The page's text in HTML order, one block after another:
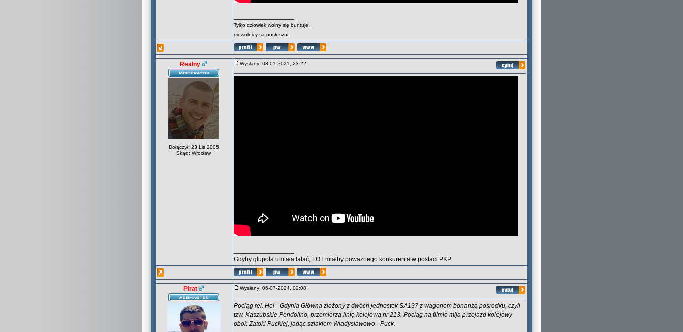
Tylko człowiek wolny się buntuje,
niewolnicy są posłuszni.
Realny
Dołączył: 23 Lis 2005
Skąd: Wrocław
Wysłany: 08-01-2021, 23:22
Gdyby głupota umiała latać, LOT miałby poważnego konkurenta w postaci PKP.
Pirat Wysłany: 06-07-2024, 02:08
Pociąg rel. Hel - Gdynia Główna złożony z dwóch jednostek SA137 z wagonem bonanzą pośrodku, czyli
tzw. Kaszubskie Pendolino, przemierza linię kolejową nr 213. Pociąg na filmie mija przejazd kolejowy
obok Zatoki Puckiej, jadąc szlakiem Władysławowo - Puck.